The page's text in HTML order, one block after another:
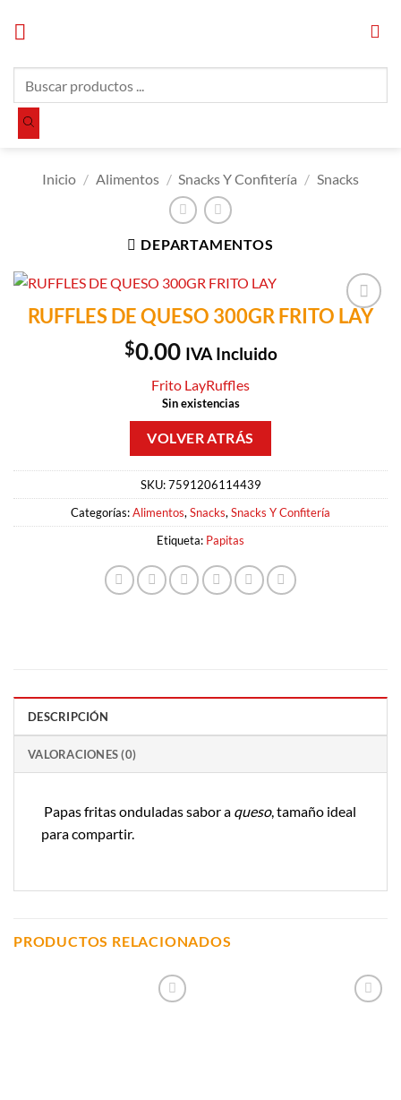
productos
Inicio / Alimentos / Snacks Y Confitería / Snacks
DEPARTAMENTOS
Añadir a
RUFFLES DE QUESO 300GR FRITO LAY
$0.00 IVA Incluido
Frito LayRuffles
Sin existencias
SKU:7591206114439
Categorías:Alimentos, Snacks, Snacks Y Confitería
Etiqueta: Papitas
DESCRIPCIÓN
VALORACIONES (0)
Papas fritas onduladas sabor a queso, tamaño ideal
para compartir.
PRODUCTOS RELACIONADOS